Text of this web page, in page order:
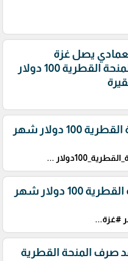
يصل غزة
وتوقعات بصرف المنحة القطرية 100 دولار
رابط فحص المنحة القطرية 100 دولار شهر
...
موعد صرف المنحة القطرية 100 دولار شهر
#غزة...
صرف المنحة القطرية